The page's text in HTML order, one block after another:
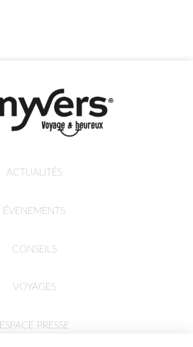
ACTUALITÉS
ÉVENEMENTS
CONSEILS
VOYAGES
ESPACE PRESSE